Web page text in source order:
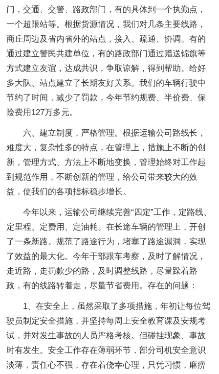
门，交通、交警、路政部门，有的具体到一个执勤点，
一个超限站等。根据货源情况，我们对几条主要线路，
商丘周边及省内省外的站点，接入、疏通、协调。有的
通过建立警民共建单位，有的路政部门通过赠送锦旗等
方式建立友谊，达成共识，争取谅解，得到帮助。给好
多大队、站点建立了长期友好关系。我们的车辆行驶中
节约了时间，减少了罚款，今年节约规费、半价费、保
险费用127万多元。
六、建立制度，严格管理。根据运输公司路线长，
难度大，复杂性多的特点，在管理上，措施上不断的创
新，管理方式、方法上不断地变换，管理始终对工作起
到规范作用，不断创新的管理，给公司带来较大的效
益，使我们的各项指标稳步增长。
今年以来，运输公司继续完善“四定”工作，定路线、
定里程、定费用、定油耗。在长途车辆的管理上，开创
了一条新路。规范了路途行为，堵塞了路途漏洞，实现
了效益的最大化。今年干部跟车考察，及时了解情况，
走近路，走罚款少的路，及时调整线路，尽量跺着路
政，有的线路转着走，尽量节省费用。存在的问题：
1、在安全上，虽然采取了多项措施，年初让每位驾
驶员制定安全措施，并坚持每周上安全教育课及安规考
试，并对发生事故的人员严格考核。但碰挂现象、事故
时有发生。安全工作存在薄弱环节，部分司机安全意识
淡薄，责任心不强，存在着侥幸心理，只凭习惯，麻痹